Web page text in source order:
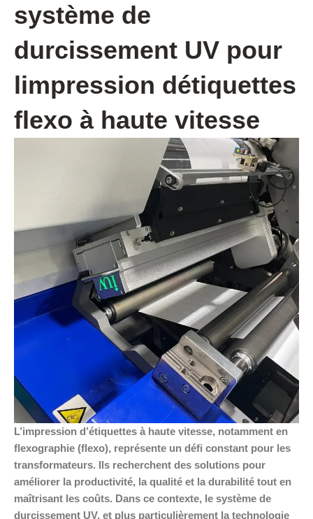
système de
durcissement UV pour
limpression détiquettes
flexo à haute vitesse
L’impression d’étiquettes à haute vitesse, notamment en
flexographie (flexo), représente un défi constant pour les
transformateurs. Ils recherchent des solutions pour
améliorer la productivité, la qualité et la durabilité tout en
maîtrisant les coûts. Dans ce contexte, le système de
durcissement UV, et plus particulièrement la technologie